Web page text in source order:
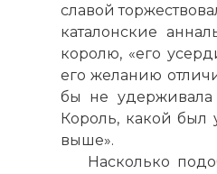
славой
каталонские
королю, «его
его желанию
бы не удерживала
Король, какой был
выше».
Насколько